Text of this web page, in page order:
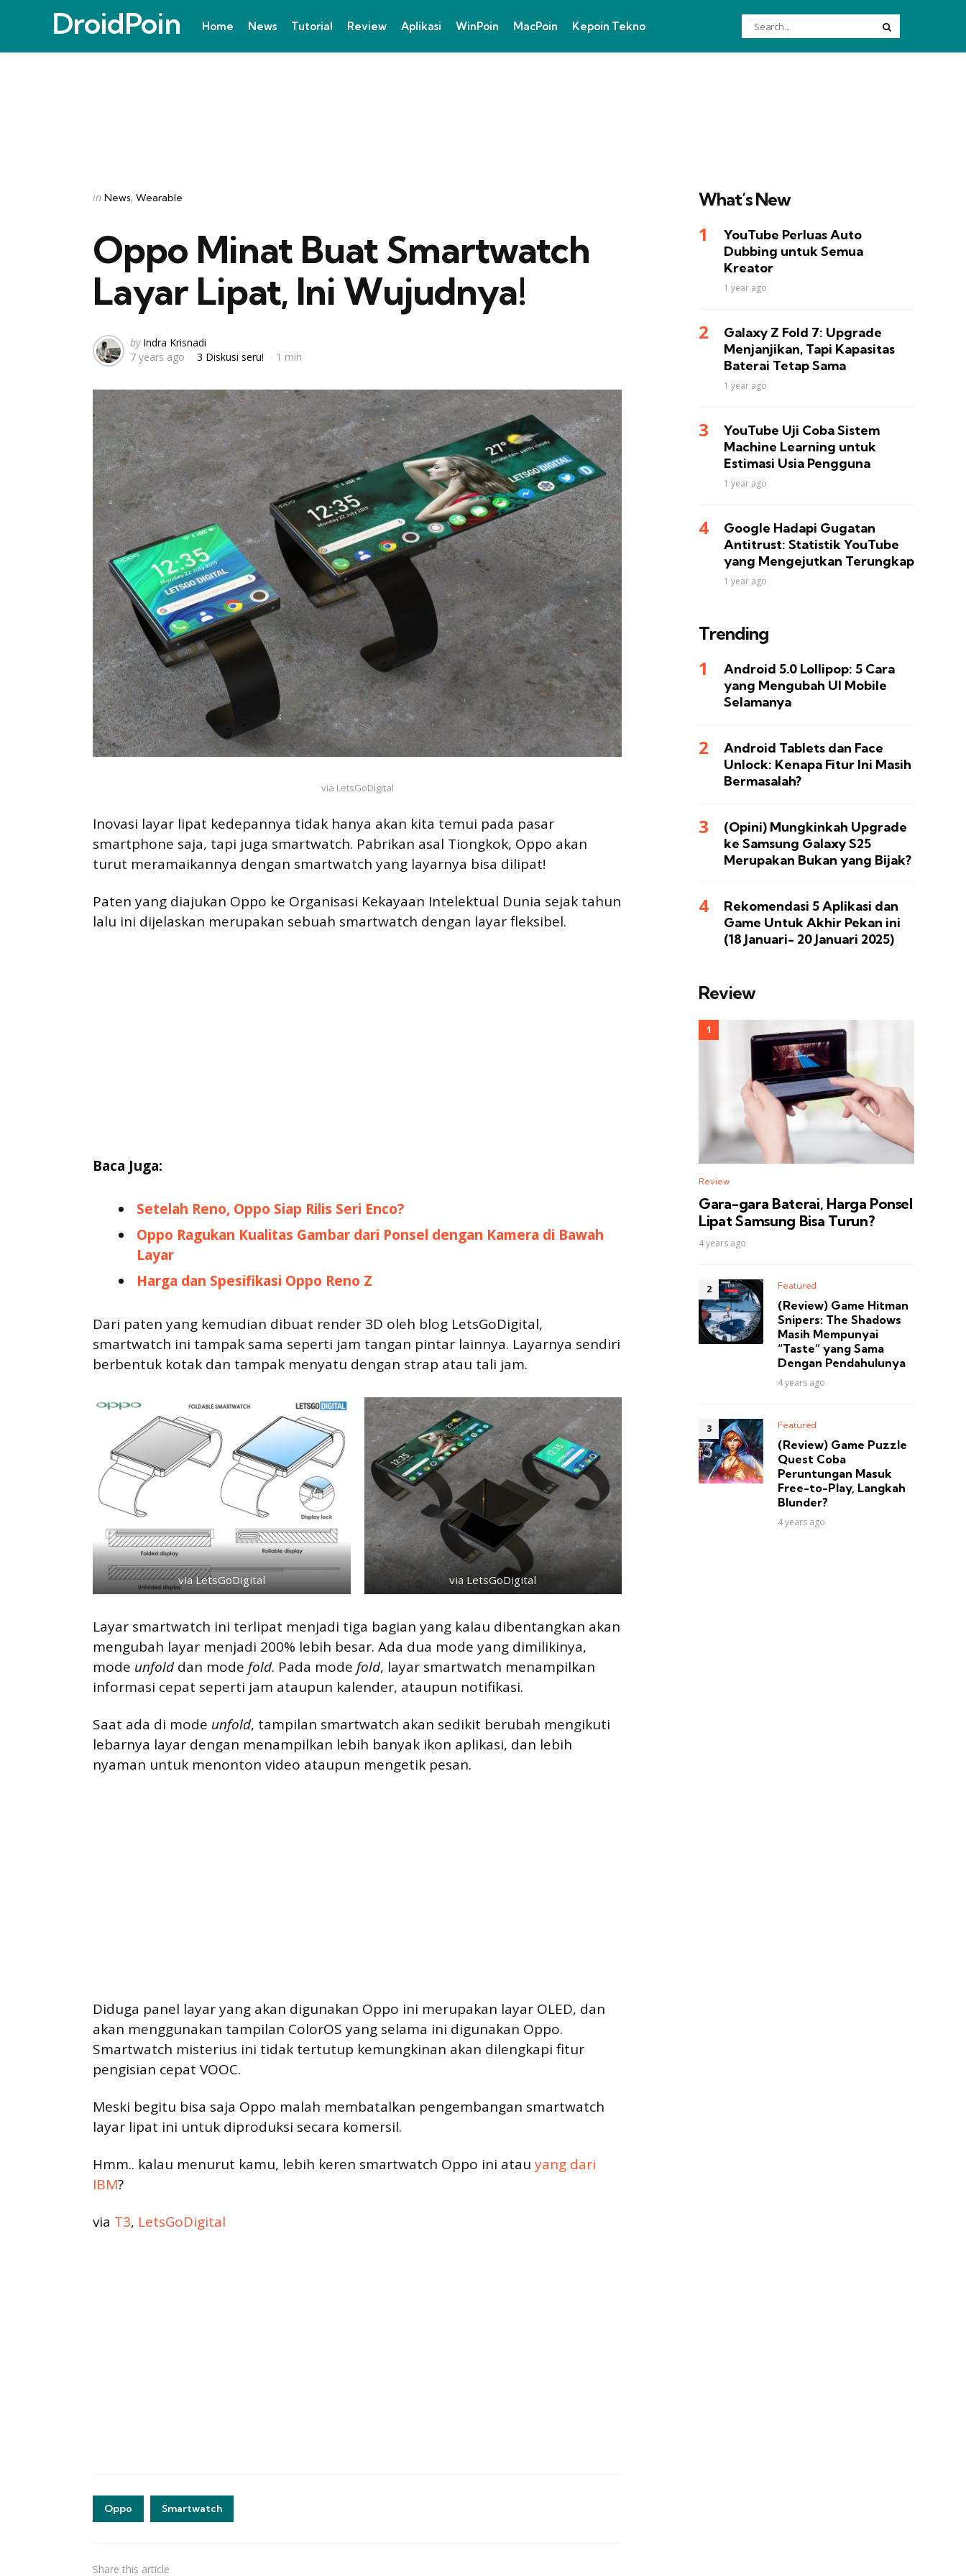
DroidPoin Home News Tutorial Review Aplikasi WinPoin MacPoin Kepoin Tekno
Search
for:
Categories
Posted
in News Wearable
Oppo Minat Buat Smartwatch
Layar Lipat, Ini Wujudnya!
Posted
by
by Indra Krisnadi
7 years ago
3 Diskusi seru! 1 min
via LetsGoDigital
Inovasi layar lipat kedepannya tidak hanya akan kita temui pada pasar
smartphone saja, tapi juga smartwatch. Pabrikan asal Tiongkok, Oppo akan
turut meramaikannya dengan smartwatch yang layarnya bisa dilipat!
Paten yang diajukan Oppo ke Organisasi Kekayaan Intelektual Dunia sejak tahun
lalu ini dijelaskan merupakan sebuah smartwatch dengan layar fleksibel.
Baca Juga:
Setelah Reno, Oppo Siap Rilis Seri Enco?
Oppo Ragukan Kualitas Gambar dari Ponsel dengan Kamera di Bawah
Layar
Harga dan Spesifikasi Oppo Reno Z
Dari paten yang kemudian dibuat render 3D oleh blog LetsGoDigital,
smartwatch ini tampak sama seperti jam tangan pintar lainnya. Layarnya sendiri
berbentuk kotak dan tampak menyatu dengan strap atau tali jam.
via LetsGoDigital via LetsGoDigital
Layar smartwatch ini terlipat menjadi tiga bagian yang kalau dibentangkan akan
mengubah layar menjadi 200% lebih besar. Ada dua mode yang dimilikinya,
mode unfolddan mode fold. Pada mode fold, layar smartwatch menampilkan
informasi cepat seperti jam ataupun kalender, ataupun notifikasi.
Saat ada di mode unfold, tampilan smartwatch akan sedikit berubah mengikuti
lebarnya layar dengan menampilkan lebih banyak ikon aplikasi, dan lebih
nyaman untuk menonton video ataupun mengetik pesan.
Diduga panel layar yang akan digunakan Oppo ini merupakan layar OLED, dan
akan menggunakan tampilan ColorOS yang selama ini digunakan Oppo.
Smartwatch misterius ini tidak tertutup kemungkinan akan dilengkapi fitur
pengisian cepat VOOC.
Meski begitu bisa saja Oppo malah membatalkan pengembangan smartwatch
layar lipat ini untuk diproduksi secara komersil.
Hmm.. kalau menurut kamu, lebih keren smartwatch Oppo ini atau yang dari
IBM?
via T3, LetsGoDigital
Oppo Smartwatch
Share this article
What’s New
YouTube Perluas Auto
Dubbing untuk Semua
Kreator
1 year ago
Galaxy Z Fold 7: Upgrade
Menjanjikan, Tapi Kapasitas
Baterai Tetap Sama
1 year ago
YouTube Uji Coba Sistem
Machine Learning untuk
Estimasi Usia Pengguna
1 year ago
Google Hadapi Gugatan
Antitrust: Statistik YouTube
yang Mengejutkan Terungkap
1 year ago
Trending
Android 5.0 Lollipop: 5 Cara
yang Mengubah UI Mobile
Selamanya
Android Tablets dan Face
Unlock: Kenapa Fitur Ini Masih
Bermasalah?
(Opini) Mungkinkah Upgrade
ke Samsung Galaxy S25
Merupakan Bukan yang Bijak?
Rekomendasi 5 Aplikasi dan
Game Untuk Akhir Pekan ini
(18 Januari- 20 Januari 2025)
Review
Review
Gara-gara Baterai, Harga Ponsel
Lipat Samsung Bisa Turun?
4 years ago
Featured
(Review) Game Hitman
Snipers: The Shadows
Masih Mempunyai
“Taste” yang Sama
Dengan Pendahulunya
4 years ago
Featured
(Review) Game Puzzle
Quest Coba
Peruntungan Masuk
Free-to-Play, Langkah
Blunder?
4 years ago